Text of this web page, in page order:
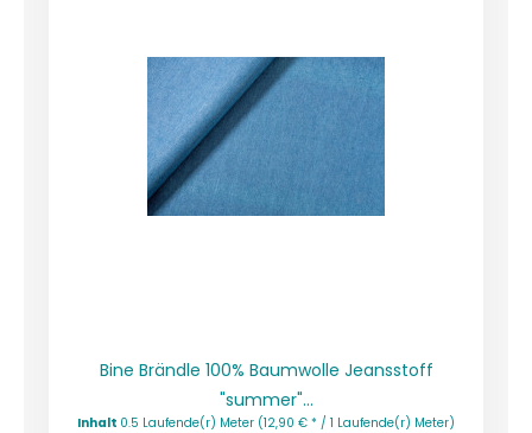
Bine Brändle 100% Baumwolle Jeansstoff
"summer"...
Inhalt 0.5 Laufende(r) Meter (12,90 € * / 1 Laufende(r) Meter)